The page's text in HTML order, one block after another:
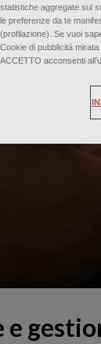
statistiche aggregate sul
le preferenze da te
(profilazione). Se vuoi
Cookie di pubblicità
ACCETTO acconsenti